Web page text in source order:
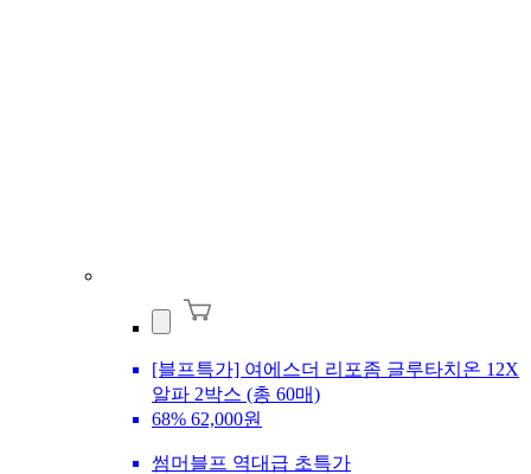
[블프특가] 여에스더 리포좀 글루타치온 12X
알파 2박스 (총 60매)
68% 62,000원
썸머블프 역대급 초특가